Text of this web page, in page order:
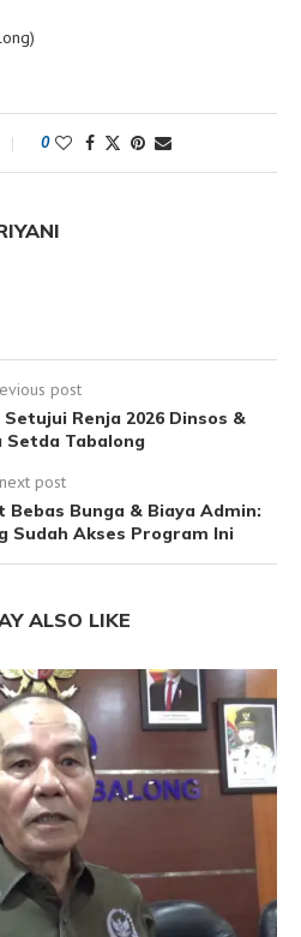
0
post
Setujui Renja 2026 Dinsos &
Setda Tabalong
next post
Bunga & Biaya Admin:
Sudah Akses Program Ini
ALSO LIKE